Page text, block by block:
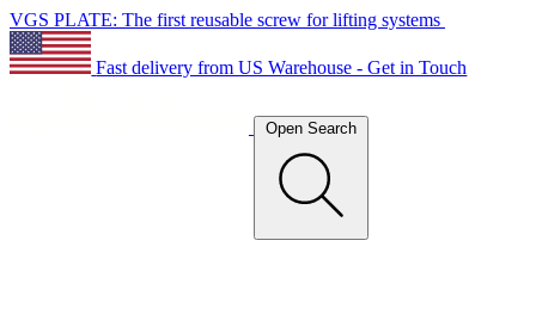
VGS PLATE: The first reusable screw for lifting systems
Fast delivery from US Warehouse - Get in Touch
Open Search